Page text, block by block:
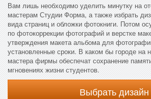
Вам лишь необходимо уделить минутку на
мастерам Студии Форма, а также избрать
вида страниц и обложки фотокниги. Потом
по фотокоррекции фотографий и верстке
утверждения макета альбома для
установленные сроки. В каком бы городе на
мастера фирмы обеспечат сохранение
мгновениях жизни студентов.
Выбрать дизайн